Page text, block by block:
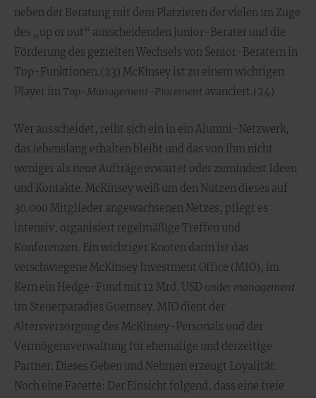
neben der Beratung mit dem Platzieren der vielen im Zuge
des „up or out“ ausscheidenden Junior-Berater und die
Förderung des gezielten Wechsels von Senior-Beratern in
Top-Funktionen.(23) McKinsey ist zu einem wichtigen
Player im Top-Management-Placement avanciert.(24)
Wer ausscheidet, reiht sich ein in ein Alumni-Netzwerk,
das lebenslang erhalten bleibt und das von ihm nicht
weniger als neue Aufträge erwartet oder zumindest Ideen
und Kontakte. McKinsey weiß um den Nutzen dieses auf
30.000 Mitglieder angewachsenen Netzes, pflegt es
intensiv, organisiert regelmäßige Treffen und
Konferenzen. Ein wichtiger Knoten darin ist das
verschwiegene McKinsey Investment Office (MIO), im
Kern ein Hedge-Fund mit 12 Mrd. USD under management
im Steuerparadies Guernsey. MIO dient der
Altersversorgung des McKinsey-Personals und der
Vermögensverwaltung für ehemalige und derzeitige
Partner. Dieses Geben und Nehmen erzeugt Loyalität.
Noch eine Facette: Der Einsicht folgend, dass eine freie